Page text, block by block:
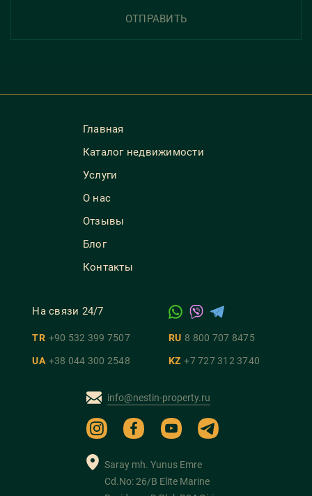
ОТПРАВИТЬ
Главная
Каталог недвижимости
Услуги
О нас
Отзывы
Блог
Контакты
На связи 24/7
TR +90 532 399 7507 RU 8 800 707 8475
UA +38 044 300 2548 KZ +7 727 312 3740
info@nestin-property.ru
Saray mh. Yunus Emre
Cd.No: 26/B Elite Marine